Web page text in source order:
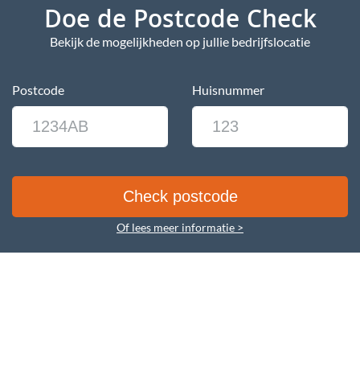
Doe de Postcode Check
Bekijk de mogelijkheden op jullie bedrijfslocatie
Postcode Huisnummer
Of lees meer informatie >